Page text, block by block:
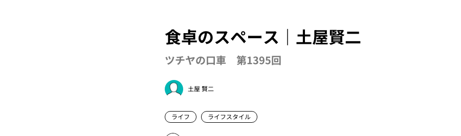
食卓のスペース｜土屋賢二
ツチヤの口車 第1395回
土屋 賢二
ライフ ライフスタイル